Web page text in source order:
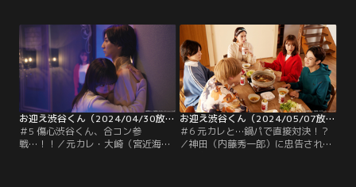
花（田辺桃子）。しかし、渋谷くん
を前に平常心を保つことができなく
なり、渋谷くんを避けるようになっ
てしまう。そんな愛花の態度にどこ
となく気づいていたが、どうするこ
ともできない渋谷くん。
る。どうやら、キス事件から愛花へ
の罪悪感で仕事が手につかなくなっ
た渋谷くんを、響子が気晴らしにと
連れ出したらしい。そのキスの一件
以来、初顔合わせの2人。
お迎え渋谷くん（2024/04/30放送分）第05話
＃5 傷心渋谷くん、合コン参
戦…！！／元カレ・大崎（宮近海
お迎え渋谷くん（2024/05/07放送分）第06話
＃6 元カレと…鍋パで直接対決！？
／神田（内藤秀一郎）に忠告されて